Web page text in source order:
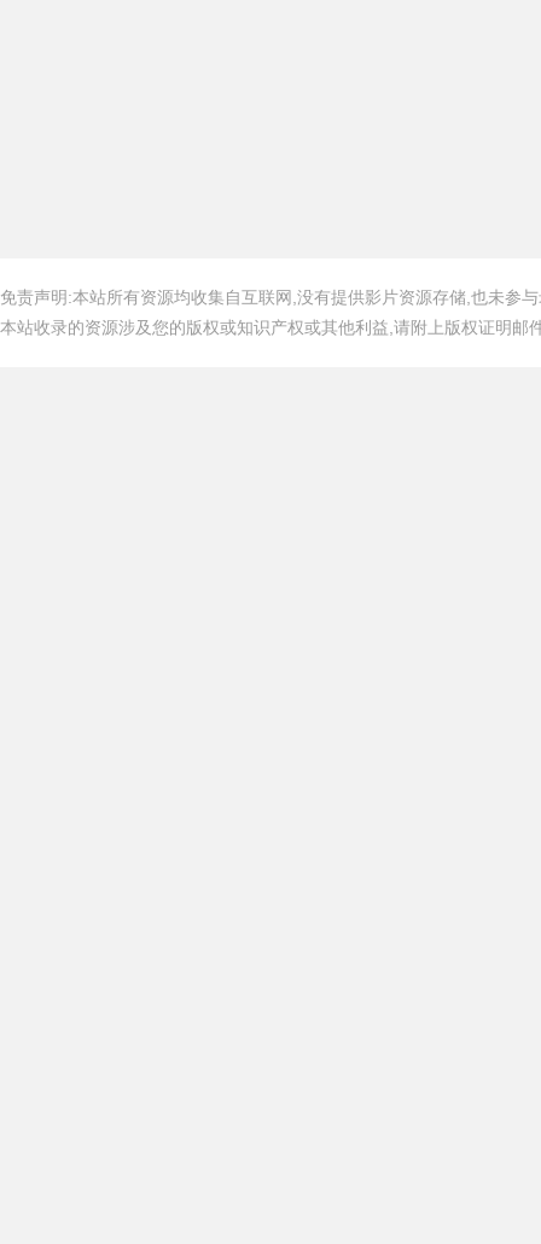
免责声明:本站所有资源均收集自互联网,没有提供影片资源存储,也未参
本站收录的资源涉及您的版权或知识产权或其他利益,请附上版权证明